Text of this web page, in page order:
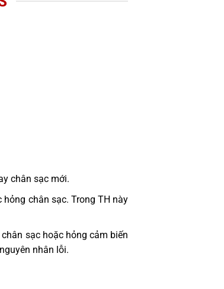
chân sạc mới.
chân sạc. Trong TH này
sạc hoặc hỏng cảm biến
nhân lỗi.